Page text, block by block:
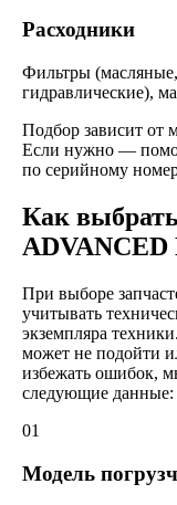
Расходники
Фильтры
гидравлические),
Подбор зависит от
Если нужно —
по серийному
Как
При выборе
учитывать
экземпляра
может не подойти
избежать ошибок,
следующие данные:
01
Модель